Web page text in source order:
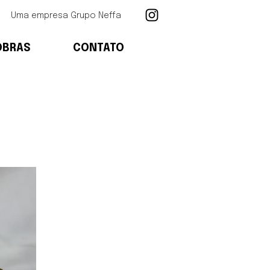
Uma empresa Grupo Neffa
CONTATO